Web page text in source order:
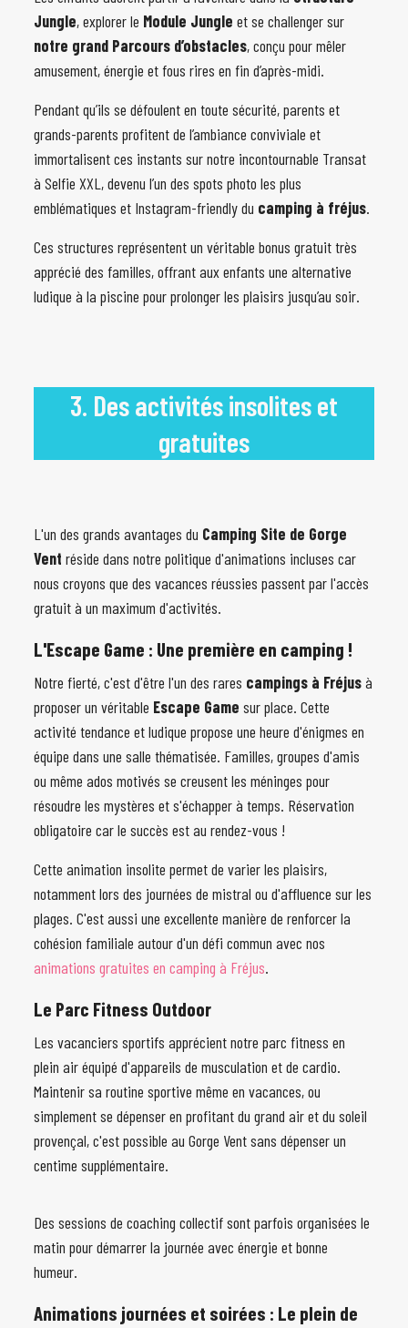
Jungle, explorer le Module Jungle et se challenger sur
notre grand Parcours d’obstacles, conçu pour mêler
amusement, énergie et fous rires en fin d’après-midi.
Pendant qu’ils se défoulent en toute sécurité, parents et
grands-parents profitent de l’ambiance conviviale et
immortalisent ces instants sur notre incontournable Transat
à Selfie XXL, devenu l’un des spots photo les plus
emblématiques et Instagram-friendly du camping à fréjus.
Ces structures représentent un véritable bonus gratuit très
apprécié des familles, offrant aux enfants une alternative
ludique à la piscine pour prolonger les plaisirs jusqu’au soir.
3. Des activités insolites et
gratuites
L'un des grands avantages du Camping Site de Gorge
Vent réside dans notre politique d'animations incluses car
nous croyons que des vacances réussies passent par l'accès
gratuit à un maximum d'activités.
L'Escape Game : Une première en camping !
Notre fierté, c'est d'être l'un des rares campings à Fréjusà
proposer un véritable Escape Game sur place. Cette
activité tendance et ludique propose une heure d'énigmes en
équipe dans une salle thématisée. Familles, groupes d'amis
ou même ados motivés se creusent les méninges pour
résoudre les mystères et s'échapper à temps. Réservation
obligatoire car le succès est au rendez-vous !
Cette animation insolite permet de varier les plaisirs,
notamment lors des journées de mistral ou d'affluence sur les
plages. C'est aussi une excellente manière de renforcer la
cohésion familiale autour d'un défi commun avec nos
animations gratuites en camping à Fréjus.
Le Parc Fitness Outdoor
Les vacanciers sportifs apprécient notre parc fitness en
plein air équipé d'appareils de musculation et de cardio.
Maintenir sa routine sportive même en vacances, ou
simplement se dépenser en profitant du grand air et du soleil
provençal, c'est possible au Gorge Vent sans dépenser un
centime supplémentaire.
Des sessions de coaching collectif sont parfois organisées le
matin pour démarrer la journée avec énergie et bonne
humeur.
Animations journées et soirées : Le plein de